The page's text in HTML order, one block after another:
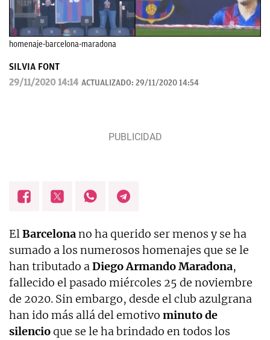
homenaje-barcelona-maradona
SILVIA FONT
29/11/2020 14:14 ACTUALIZADO: 29/11/2020 14:54
ElBarcelonano ha querido ser menos y se ha
sumado a los numerosos homenajes que se le
han tributado aDiego Armando Maradona,
fallecido el pasado miércoles 25 de noviembre
de 2020. Sin embargo, desde el club azulgrana
han ido más allá del emotivo minuto de
silencioque se le ha brindado en todos los